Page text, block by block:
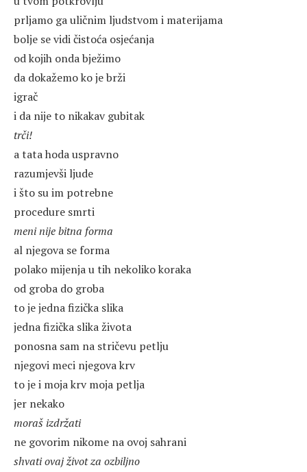
prljamo ga uličnim ljudstvom i materijama
bolje se vidi čistoća osjećanja
od kojih onda bježimo
da dokažemo ko je brži
igrač
i da nije to nikakav gubitak
trči!
a tata hoda uspravno
razumjevši ljude
i što su im potrebne
procedure smrti
meni nije bitna forma
al njegova se forma
polako mijenja u tih nekoliko koraka
od groba do groba
to je jedna fizička slika
jedna fizička slika života
ponosna sam na stričevu petlju
njegovi meci njegova krv
to je i moja krv moja petlja
jer nekako
moraš izdržati
ne govorim nikome na ovoj sahrani
shvati ovaj život za ozbiljno